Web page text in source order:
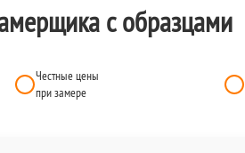
с образцами
Честные цены
при замере